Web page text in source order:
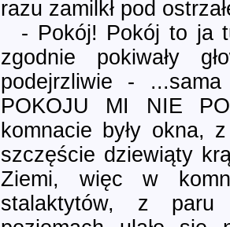
razu zamilkł pod
- Pokój! Pokój to ja
zgodnie pokiwały
podejrzliwie -
POKOJU MI NIE
komnacie były okna,
szczęście dziewiąty
Ziemi, więc w
stalaktytów, z paru